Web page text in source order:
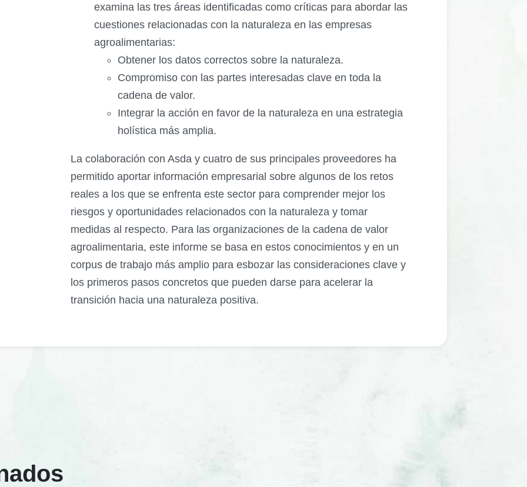
examina las tres áreas identificadas como críticas para abordar las
cuestiones relacionadas con la naturaleza en las empresas
agroalimentarias:
Obtener los datos correctos sobre la naturaleza.
Compromiso con las partes interesadas clave en toda la
cadena de valor.
Integrar la acción en favor de la naturaleza en una estrategia
holística más amplia.
La colaboración con Asda y cuatro de sus principales proveedores ha
permitido aportar información empresarial sobre algunos de los retos
reales a los que se enfrenta este sector para comprender mejor los
riesgos y oportunidades relacionados con la naturaleza y tomar
medidas al respecto. Para las organizaciones de la cadena de valor
agroalimentaria, este informe se basa en estos conocimientos y en un
corpus de trabajo más amplio para esbozar las consideraciones clave y
los primeros pasos concretos que pueden darse para acelerar la
transición hacia una naturaleza positiva.